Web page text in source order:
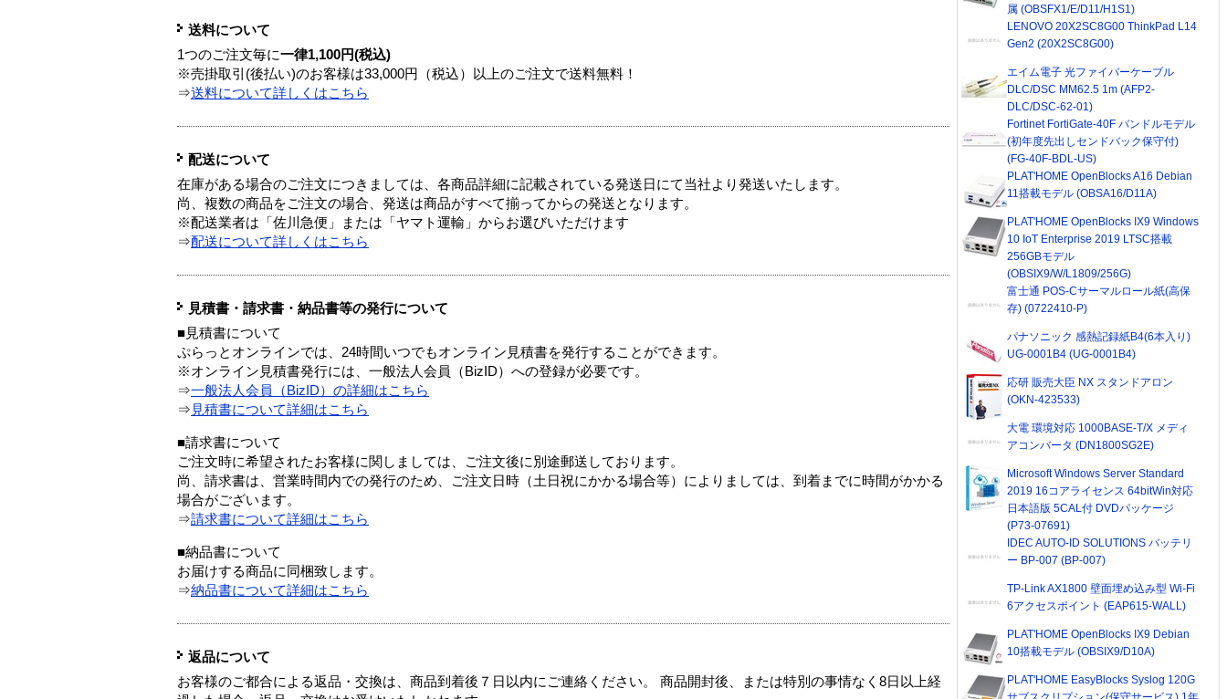
送料について
1つのご注文毎に一律1,100円(税込)
※売掛取引(後払い)のお客様は33,000円（税込）以上のご注文で送料無料！
⇒送料について詳しくはこちら
配送について
在庫がある場合のご注文につきましては、各商品詳細に記載されている発送日にて当社より発送いたします。
尚、複数の商品をご注文の場合、発送は商品がすべて揃ってからの発送となります。
※配送業者は「佐川急便」または「ヤマト運輸」からお選びいただけます
⇒配送について詳しくはこちら
見積書・請求書・納品書等の発行について
■見積書について
ぷらっとオンラインでは、24時間いつでもオンライン見積書を発行することができます。
※オンライン見積書発行には、一般法人会員（BizID）への登録が必要です。
⇒一般法人会員（BizID）の詳細はこちら
⇒ 見積書について詳細はこちら
■請求書について
ご注文時に希望されたお客様に関しましては、ご注文後に別途郵送しております。
尚、請求書は、営業時間内での発行のため、ご注文日時（土日祝にかかる場合等）によりましては、到着までに時間がかかる
場合がございます。
⇒請求書について詳細はこちら
■納品書について
お届けする商品に同梱致します。
⇒納品書について詳細はこちら
返品について
お客様のご都合による返品・交換は、商品到着後７日以内にご連絡ください。 商品開封後、または特別の事情なく8日以上経
属 (OBSFX1/E/D11/H1S1)
LENOVO 20X2SC8G00 ThinkPad L14
Gen2 (20X2SC8G00)
エイム電子 光ファイバーケーブル
DLC/DSC MM62.5 1m (AFP2-
DLC/DSC-62-01)
Fortinet FortiGate-40F バンドルモデル
(初年度先出しセンドバック保守付)
(FG-40F-BDL-US)
PLAT'HOME OpenBlocks A16 Debian
11搭載モデル (OBSA16/D11A)
PLAT'HOME OpenBlocks IX9 Windows
10 IoT Enterprise 2019 LTSC搭載
256GBモデル
(OBSIX9/W/L1809/256G)
富士通 POS-Cサーマルロール紙(高保
存) (0722410-P)
パナソニック 感熱記録紙B4(6本入り)
UG-0001B4 (UG-0001B4)
応研 販売大臣 NX スタンドアロン
(OKN-423533)
大電 環境対応 1000BASE-T/X メディ
アコンバータ (DN1800SG2E)
Microsoft Windows Server Standard
2019 16コアライセンス 64bitWin対応
日本語版 5CAL付 DVDパッケージ
(P73-07691)
IDEC AUTO-ID SOLUTIONS バッテリ
ー BP-007 (BP-007)
TP-Link AX1800 壁面埋め込み型 Wi-Fi
6アクセスポイント (EAP615-WALL)
PLAT'HOME OpenBlocks IX9 Debian
10搭載モデル (OBSIX9/D10A)
PLAT'HOME EasyBlocks Syslog 120G